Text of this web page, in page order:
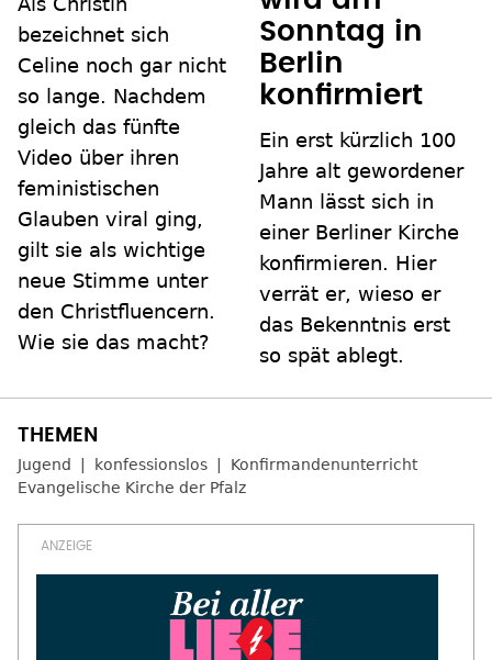
bezeichnet sich
Celine noch gar nicht
so lange. Nachdem
gleich das fünfte
Video über ihren
feministischen
Glauben viral ging,
gilt sie als wichtige
neue Stimme unter
den Christfluencern.
Wie sie das macht?
Sonntag in
Berlin
konfirmiert
Ein erst kürzlich 100
Jahre alt gewordener
Mann lässt sich in
einer Berliner Kirche
konfirmieren. Hier
verrät er, wieso er
das Bekenntnis erst
so spät ablegt.
Jugend konfessionslos
Konfirmandenunterricht
Evangelische Kirche der Pfalz